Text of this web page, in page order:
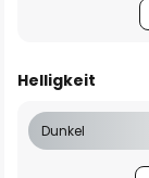
Helligkeit
Dunkel